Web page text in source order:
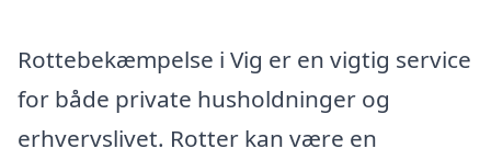
Rottebekæmpelse i Vig er en vigtig service
for både private husholdninger og
erhvervslivet. Rotter kan være en